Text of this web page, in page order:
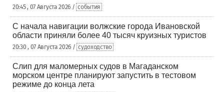
20:45 , 07 Августа 2026 / события
С начала навигации волжские города Ивановской
области приняли более 40 тысяч круизных туристов
20:30 , 07 Августа 2026 / судоходство
Слип для маломерных судов в Магаданском
морском центре планируют запустить в тестовом
режиме до конца лета